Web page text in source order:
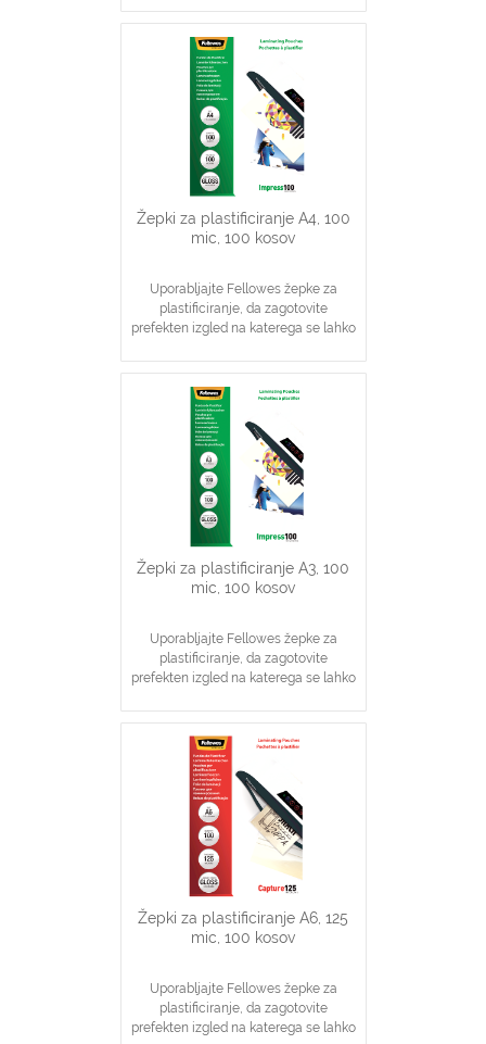
Idealno za obvestila, slike, likovne
izdelke, podpisane dokumente
V pomoč pri vsakodnevnem
vzdrževanju višje stopnje zaščite
dokumentov
Žepki za plastificiranje A4, 100
mic, 100 kosov
Uporabljajte Fellowes žepke za
plastificiranje, da zagotovite
prefekten izgled na katerega se lahko
Idealno za obvestila, slike, likovne
izdelke, podpisane dokumente
V pomoč pri vsakodnevnem
vzdrževanju višje stopnje zaščite
dokumentov
Žepki za plastificiranje A3, 100
mic, 100 kosov
Uporabljajte Fellowes žepke za
plastificiranje, da zagotovite
prefekten izgled na katerega se lahko
Idealno za obvestila, slike, likovne
izdelke, podpisane dokumente
V pomoč pri vsakodnevnem
vzdrževanju višje stopnje zaščite
dokumentov
Žepki za plastificiranje A6, 125
mic, 100 kosov
Uporabljajte Fellowes žepke za
plastificiranje, da zagotovite
prefekten izgled na katerega se lahko